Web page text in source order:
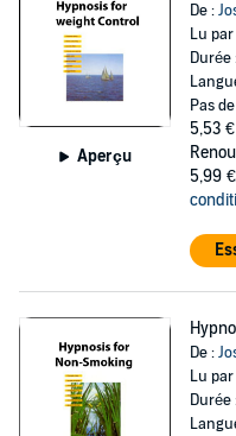
Aperçu
De :
Lu par
Durée
Pas
5,53 €
5,99
De :
Lu par
Durée